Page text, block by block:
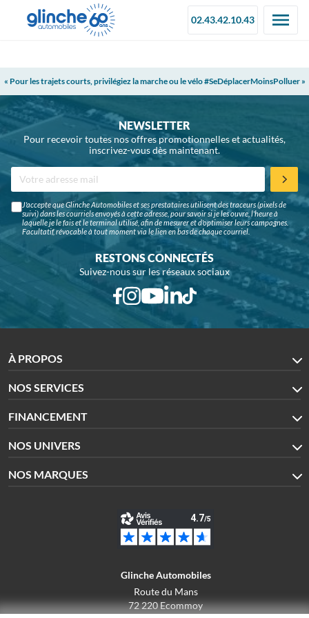
02.43.42.10.43
« Pour les trajets courts, privilégiez la marche ou le vélo #SeDéplacerMoinsPolluer »
NEWSLETTER
Pour recevoir toutes nos offres promotionnelles et actualités,
inscrivez-vous dès maintenant.
J'accepte que Glinche Automobiles et ses prestataires utilisent des traceurs (pixels de
suivi) dans les courriels envoyés à cette adresse, pour savoir si je les ouvre, l'heure à
laquelle je le fais et le terminal utilisé, afin de mesurer et d'optimiser leurs campagnes.
Facultatif, révocable à tout moment via le lien en bas de chaque courriel.
RESTONS CONNECTÉS
Suivez-nous sur les réseaux sociaux
À PROPOS
NOS SERVICES
FINANCEMENT
NOS UNIVERS
NOS MARQUES
Glinche Automobiles
Route du Mans
72 220 Ecommoy